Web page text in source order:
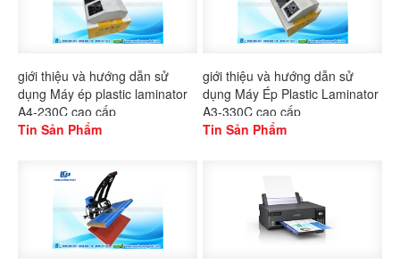
giới thiệu và hướng dẫn sử
dụng Máy ép plastic laminator
A4-230C cao cấp
Tin Sản Phẩm
giới thiệu và hướng dẫn sử
dụng Máy Ép Plastic Laminator
A3-330C cao cấp
Tin Sản Phẩm